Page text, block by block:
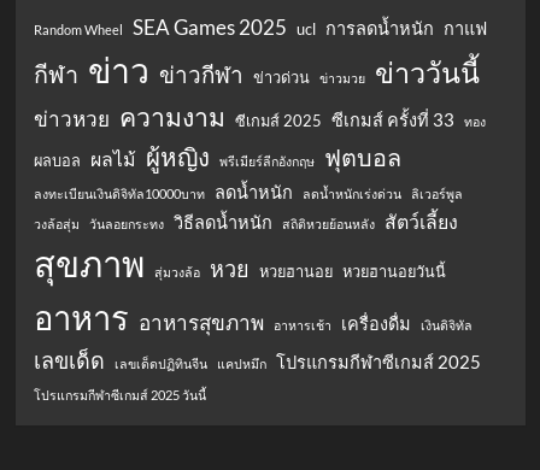
Random Wheel SEA Games 2025 ucl การลดน้ำหนัก กาแฟ
กีฬา ข่าว ข่าวกีฬา ข่าวด่วน ข่าวมวย ข่าววันนี้
ข่าวหวย ความงาม ซีเกมส์ 2025 ซีเกมส์ ครั้งที่ 33 ทอง
ผลบอล ผลไม้ ผู้หญิง พรีเมียร์ลีกอังกฤษ ฟุตบอล
ลงทะเบียนเงินดิจิทัล10000บาท ลดน้ำหนัก ลดน้ำหนักเร่งด่วน
ลิเวอร์พูล
วงล้อสุ่ม
วันลอยกระทง วิธีลดน้ำหนัก สถิติหวยย้อนหลัง สัตว์เลี้ยง
สุขภาพ สุ่มวงล้อ หวย หวยฮานอย หวยฮานอยวันนี้
อาหาร อาหารสุขภาพ อาหารเช้า เครื่องดื่ม เงินดิจิทัล
เลขเด็ด เลขเด็ดปฏิทินจีน แคปหมึก โปรแกรมกีฬาซีเกมส์ 2025
โปรแกรมกีฬาซีเกมส์ 2025 วันนี้